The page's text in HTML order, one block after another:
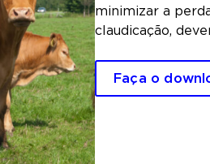
minimizar a
claudicação,
Faça o